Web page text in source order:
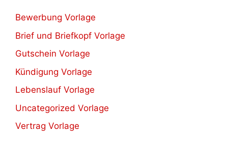
Bewerbung Vorlage
Brief und Briefkopf Vorlage
Gutschein Vorlage
Kündigung Vorlage
Lebenslauf Vorlage
Uncategorized Vorlage
Vertrag Vorlage